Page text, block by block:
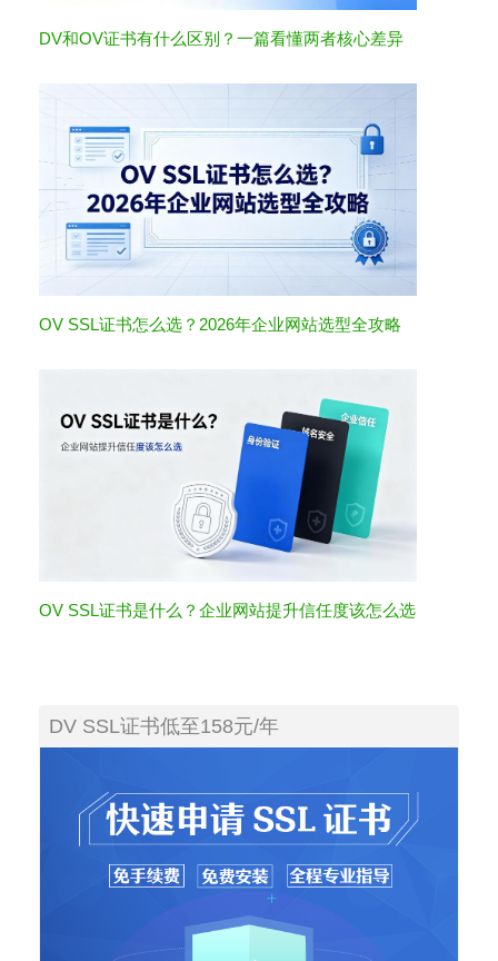
DV和OV证书有什么区别？一篇看懂两者核心差异
OV SSL证书怎么选？2026年企业网站选型全攻略
OV SSL证书是什么？企业网站提升信任度该怎么选
DV SSL证书低至158元/年